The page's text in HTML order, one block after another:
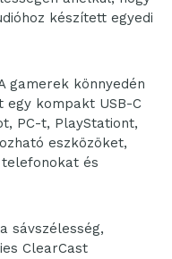
készített egyedi
gamerek könnyedén
kompakt USB-C
PC-t, PlayStationt,
eszközöket,
és
sávszélesség,
ClearCast